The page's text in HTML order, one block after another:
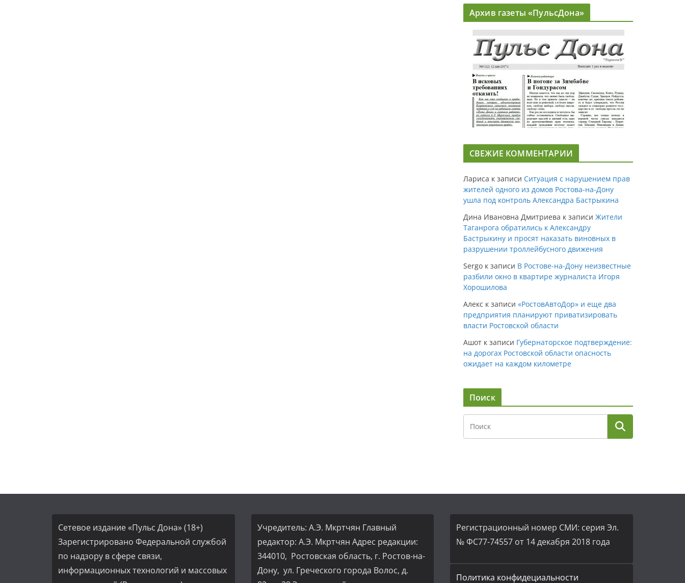
Архив газеты «ПульсДона»
СВЕЖИЕ КОММЕНТАРИИ
Лариса к записи Ситуация с нарушением прав
жителей одного из домов Ростова-на-Дону
ушла под контроль Александра Бастрыкина
Дина Ивановна Дмитриева к записи Жители
Таганрога обратились к Александру
Бастрыкину и просят наказать виновных в
разрушении троллейбусного движения
Sergo к записи В Ростове-на-Дону неизвестные
разбили окно в квартире журналиста Игоря
Хорошилова
Алекс к записи «РостовАвтоДор» и еще два
предприятия планируют приватизировать
власти Ростовской области
Ашот к записи Губернаторское подтверждение:
на дорогах Ростовской области опасность
ожидает на каждом километре
Поиск
Сетевое издание «Пульс Дона» (18+)
Зарегистрировано Федеральной службой
по надзору в сфере связи,
информационных технологий и массовых
Учредитель: А.Э. Мкртчян Главный
редактор: А.Э. Мкртчян Адрес редакции:
344010, Ростовская область, г. Ростов-на-
Дону, ул. Греческого города Волос, д.
Регистрационный номер СМИ: серия Эл.
№ ФС77-74557 от 14 декабря 2018 года
Политика конфидециальности